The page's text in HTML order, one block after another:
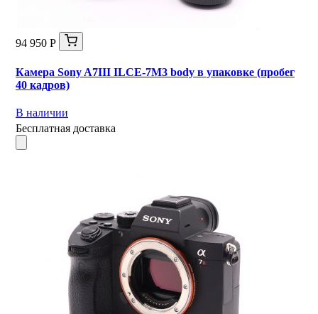
94 950 Р
Камера Sony A7III ILCE-7M3 body в упаковке (пробег
40 кадров)
В наличии
Бесплатная доставка